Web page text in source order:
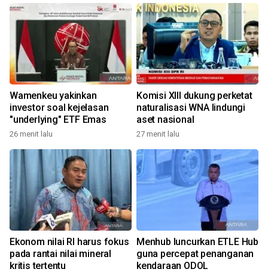
Wamenkeu yakinkan
investor soal kejelasan
"underlying" ETF Emas
26 menit lalu
Komisi XIII dukung perketat
naturalisasi WNA lindungi
aset nasional
27 menit lalu
Ekonom nilai RI harus fokus
pada rantai nilai mineral
kritis tertentu
Menhub luncurkan ETLE Hub
guna percepat penanganan
kendaraan ODOL